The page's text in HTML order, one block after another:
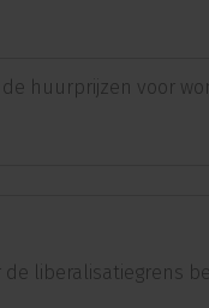
huurprijzen voor
liberalisatiegrens